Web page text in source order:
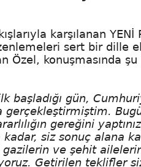
karşılanan YENİ
sert bir dille
Özel, konuşmasında
başladığı gün,
gereğini
siz sonuç alana
ve şehit
Getirilen teklifler